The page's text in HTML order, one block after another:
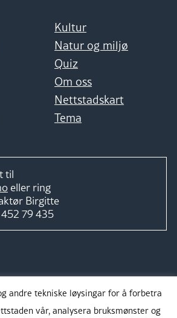
Kultur
Natur og miljø
Quiz
Om oss
Nettstadskart
Tema
til
eller ring
Birgitte
452 79 435
andre tekniske løysingar for å forbetra
vår, analysera bruksmønster og